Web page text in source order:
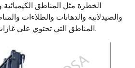
الخطرة مثل المناطق الكيميائية
والصيدلانية والدهانات والطلاءات
المناطق التي تحتوي على غازات وسوائل قابلة للاشتعال.